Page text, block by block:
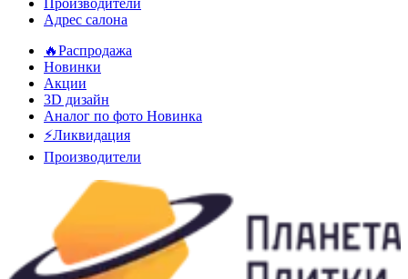
Производители
Адрес салона
🔥Распродажа
Новинки
Акции
3D дизайн
Аналог по фото Новинка
⚡Ликвидация
Производители